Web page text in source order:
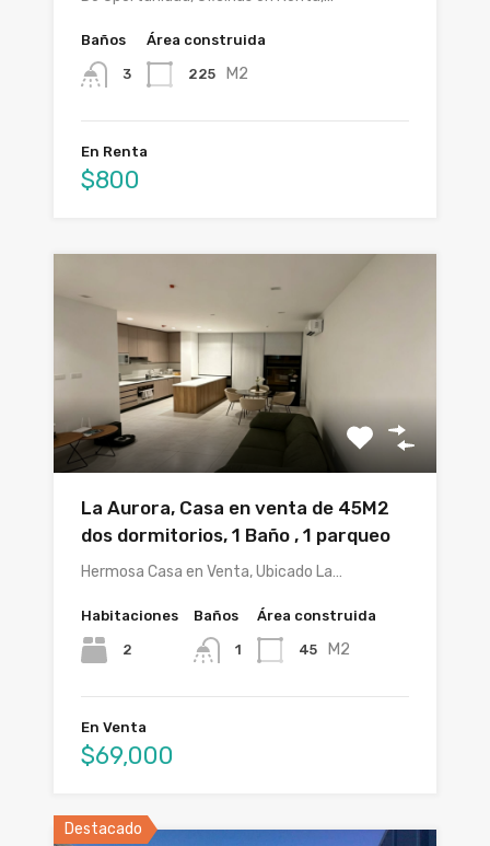
Baños
3
Área construida
225 M2
En Renta
$800
La Aurora, Casa en venta de 45M2
dos dormitorios, 1 Baño , 1 parqueo
Hermosa Casa en Venta, Ubicado La…
Habitaciones
2
Baños
1
Área construida
45 M2
En Venta
$69,000
Destacado